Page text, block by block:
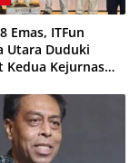
Emas, ITFun
Utara Duduki
Kedua Kejurnas